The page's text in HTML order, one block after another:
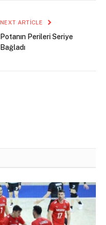
NEXT ARTICLE
Potanın Perileri Seriye
Bağladı